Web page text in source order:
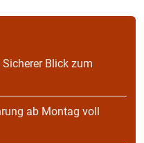
Sicherer Blick zum
ab Montag voll